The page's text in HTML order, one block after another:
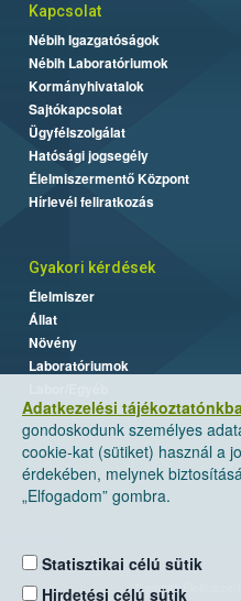
Adatkezelési
gondoskodunk személyes
cookie-kat (sütiket) használ a
érdekében, melynek
„Elfogadom” gombra.
Statisztikai célú sütik
Hirdetési célú sütik
Kapcsolat
Nébih Igazgatóságok
Nébih Laboratóriumok
Kormányhivatalok
Sajtókapcsolat
Ügyfélszolgálat
Hatósági jogsegély
Élelmiszermentő Központ
Hírlevél feliratkozás
Gyakori kérdések
Élelmiszer
Állat
Növény
Laboratóriumok
Nemzeti